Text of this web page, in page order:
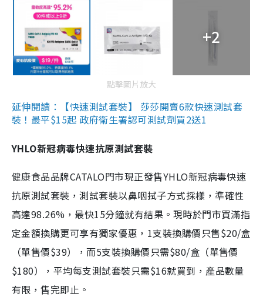
+2
點擊圖片放大
延伸閱讀：【快速測試套裝】 莎莎開賣6款快速測試套
裝！最平$15起 政府衛生署認可測試劑買2送1
YHLO新冠病毒快速抗原測試套裝
健康食品品牌CATALO門市現正發售YHLO新冠病毒快速
抗原測試套裝，測試套裝以鼻咽拭子方式採樣，準確性
高達98.26%，最快15分鐘就有結果。現時於門市買滿指
定金額換購更可享有獨家優惠，1支裝換購價只售$20/盒
（單售價$39），而5支裝換購價只需$80/盒（單售價
$180），平均每支測試套裝只需$16就買到，產品數量
有限，售完即止。